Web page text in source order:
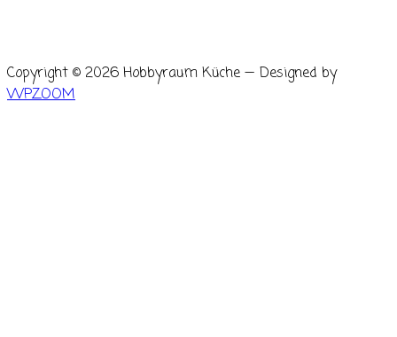
Copyright © 2026 Hobbyraum Küche — Designed by
WPZOOM